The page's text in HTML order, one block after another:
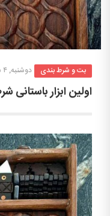
بت و شرط بندی دوشنبه, ۴ سپتامبر ۲۰۲۳
اولین ابزار